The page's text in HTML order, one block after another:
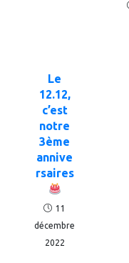
Le
12.12,
c’est
notre
3ème
annive
rsaires
11
décembre
2022